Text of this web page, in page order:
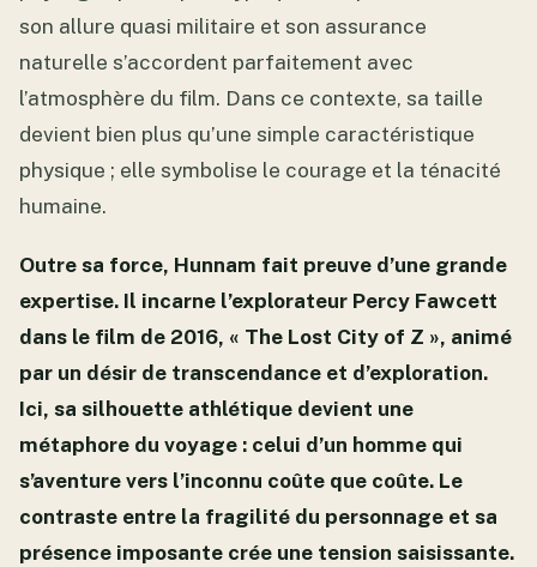
son allure quasi militaire et son assurance
naturelle s’accordent parfaitement avec
l’atmosphère du film. Dans ce contexte, sa taille
devient bien plus qu’une simple caractéristique
physique ; elle symbolise le courage et la ténacité
humaine.
Outre sa force, Hunnam fait preuve d’une grande
expertise. Il incarne l’explorateur Percy Fawcett
dans le film de 2016, « The Lost City of Z », animé
par un désir de transcendance et d’exploration.
Ici, sa silhouette athlétique devient une
métaphore du voyage : celui d’un homme qui
s’aventure vers l’inconnu coûte que coûte. Le
contraste entre la fragilité du personnage et sa
présence imposante crée une tension saisissante.